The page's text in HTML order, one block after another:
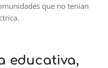
que no tenian
educativa,